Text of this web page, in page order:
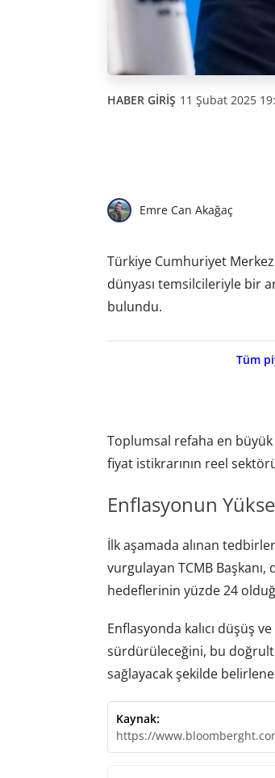
HABER GİRİŞ 11 Şubat 2025
Emre Can Akağaç
Türkiye Cumhuriyet Merkez
dünyası temsilcileriyle bir
bulundu.
Tüm
Toplumsal refaha en büyük
fiyat istikrarının reel
Enflasyonun
İlk aşamada alınan
vurgulayan TCMB
hedeflerinin yüzde 24
Enflasyonda kalıcı düşüş
sürdürüleceğini, bu
sağlayacak şekilde
Kaynak:
https://